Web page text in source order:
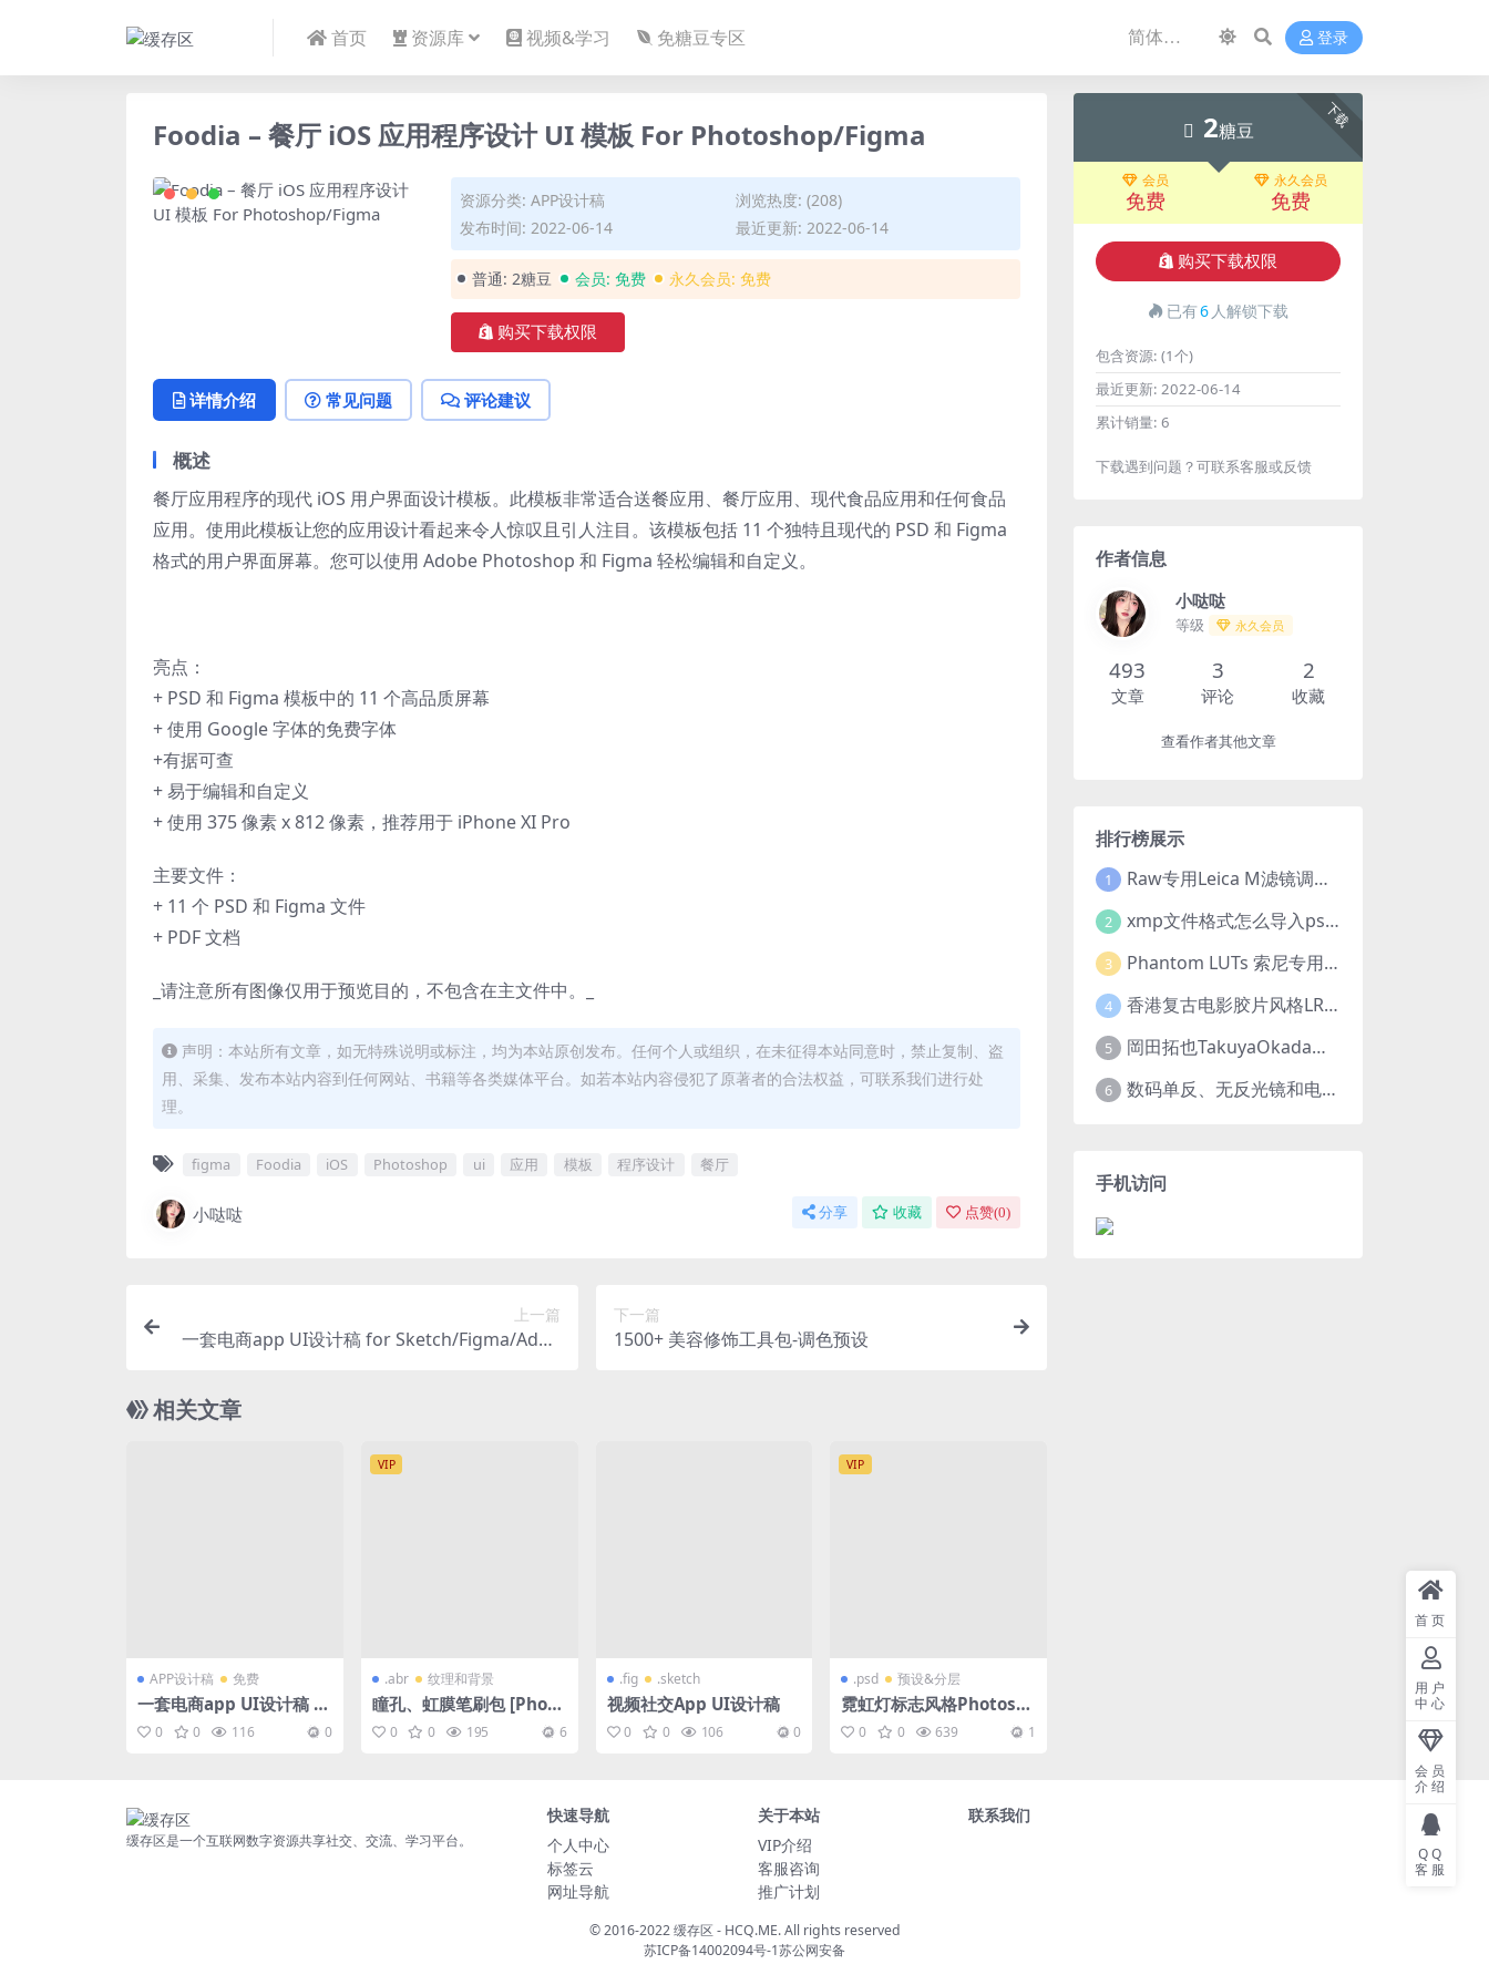
首页 资源库 视频&学习 免糖豆专区 登录
Foodia – 餐厅 iOS 应用程序设计 UI 模板 For Photoshop/Figma
资源分类: APP设计稿
浏览热度: (208)
发布时间: 2022-06-14
最近更新: 2022-06-14
普通: 2糖豆 会员: 免费 永久会员: 免费
购买下载权限
详情介绍 常见问题 评论建议
概述
餐厅应用程序的现代 iOS 用户界面设计模板。此模板非常适合送餐应用、餐厅应用、现代食品应用和任何食品
应用。使用此模板让您的应用设计看起来令人惊叹且引人注目。该模板包括 11 个独特且现代的 PSD 和 Figma
格式的用户界面屏幕。您可以使用 Adob​​e Photoshop 和 Figma 轻松编辑和自定义。
亮点：
+ PSD 和 Figma 模板中的 11 个高品质屏幕
+ 使用 Google 字体的免费字体
+有据可查
+ 易于编辑和自定义
+ 使用 375 像素 x 812 像素，推荐用于 iPhone XI Pro
主要文件：
+ 11 个 PSD 和 Figma 文件
+ PDF 文档
_请注意所有图像仅用于预览目的，不包含在主文件中。_
声明：本站所有文章，如无特殊说明或标注，均为本站原创发布。任何个人或组织，在未征得本站同意时，禁止复制、盗
用、采集、发布本站内容到任何网站、书籍等各类媒体平台。如若本站内容侵犯了原著者的合法权益，可联系我们进行处
理。
figma Foodia iOS Photoshop ui 应用 模板 程序设计 餐厅
小哒哒 分享 收藏 点赞(0)
上一篇
一套电商app UI设计稿 for Sketch/Figma/Adob
下一篇
1500+ 美容修饰工具包-调色预设
相关文章
APP设计稿 免费
一套电商app UI设计稿 fo
r Sketch/Figma/Adobe
XD
0 0 116 0
VIP
.abr 纹理和背景
瞳孔、虹膜笔刷包 [Photo
shop/Procreate/Medib
ang]
0 0 195 6
.fig .sketch
视频社交App UI设计稿
0 0 106 0
VIP
.psd 预设&分层
霓虹灯标志风格Photosh
op样式05-PS10005
0 0 639 1
下载
2糖豆
会员
免费
永久会员
免费
购买下载权限
已有6 人解锁下载
包含资源: (1个)
最近更新: 2022-06-14
累计销量: 6
下载遇到问题？可联系客服或反馈
作者信息
小哒哒
等级 永久会员
493
文章
3
评论
2
收藏
查看作者其他文章
排行榜展示
1 Raw专用Leica M滤镜调色高级预设合集
2 xmp文件格式怎么导入ps?Adobe Camera Raw预设导入方法,ACR预设安装教程xmp文件格式怎么导入ps
3 Phantom LUTs 索尼专用 | A7S III | G7 ARRI/G6 FILM (2023最新版本)
4 香港复古电影胶片风格LR预设王家卫风调色 滤镜支持PR/PS/FCPX/达芬奇/AE/LUT
5 岡田拓也TakuyaOkada日系小清新INS人像LR预设PR/PS/AE/FCPX/LUT预设 LR100001
6 数码单反、无反光镜和电影摄影机的最佳摄影机设置
手机访问
缓存区是一个互联网数字资源共享社交、交流、学习平台。
快速导航
个人中心
标签云
网址导航
关于本站
VIP介绍
客服咨询
推广计划
联系我们
© 2016-2022 缓存区 - HCQ.ME. All rights reserved
苏ICP备14002094号-1苏公网安备
首页
用户
中心
会员
介绍
QQ
客服